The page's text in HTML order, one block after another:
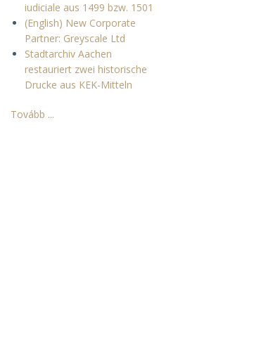
iudiciale aus 1499 bzw. 1501
(English) New Corporate
Partner: Greyscale Ltd
Stadtarchiv Aachen
restauriert zwei historische
Drucke aus KEK-Mitteln
Tovább ...